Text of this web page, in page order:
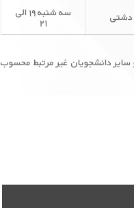
دشتی سه شنبه ۱۹ الی
۲۱
سایر دانشجویان غیر مرتبط محسوب